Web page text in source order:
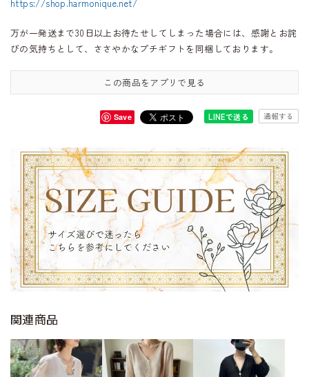
https://shop.harmonique.net/
万が一発送まで30日以上お待たせしてしまった場合には、感謝とお詫
びの気持ちとして、ささやかなプチギフトを同梱しております。
この商品をアプリで見る
Save LINEで送る 通報する
関連商品